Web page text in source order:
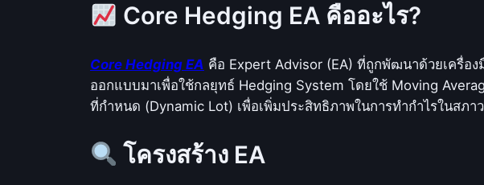
Core Hedging EA คืออะไร?
Core Hedging EA คือ Expert Advisor (EA) ที่ถูกพัฒนาด้วยเครื่อ
ออกแบบมาเพื่อใช้กลยุทธ์ Hedging System โดยใช้ Moving
ที่กำหนด (Dynamic Lot) เพื่อเพิ่มประสิทธิภาพในการทำกำไรในสภ
โครงสร้าง EA